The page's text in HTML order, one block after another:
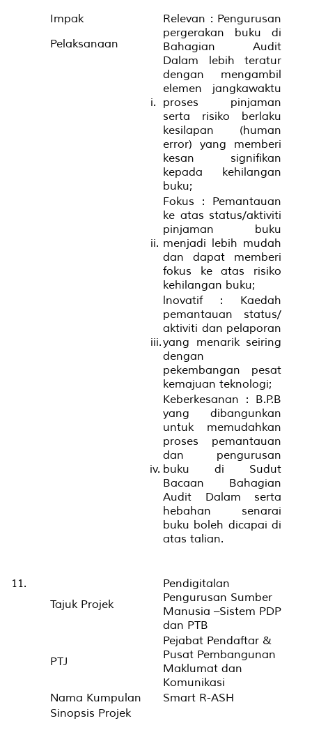
Impak
Pelaksanaan
i.
Relevan : Pengurusan
pergerakan buku di
Bahagian Audit
Dalam lebih teratur
dengan mengambil
elemen jangkawaktu
proses pinjaman
serta risiko berlaku
kesilapan (human
error) yang memberi
kesan signifikan
kepada kehilangan
buku;
ii.
Fokus : Pemantauan
ke atas status/aktiviti
pinjaman buku
menjadi lebih mudah
dan dapat memberi
fokus ke atas risiko
kehilangan buku;
iii.
lnovatif : Kaedah
pemantauan status/
aktiviti dan pelaporan
yang menarik seiring
dengan
pekembangan pesat
kemajuan teknologi;
iv.
Keberkesanan : B.P.B
yang dibangunkan
untuk memudahkan
proses pemantauan
dan pengurusan
buku di Sudut
Bacaan Bahagian
Audit Dalam serta
hebahan senarai
buku boleh dicapai di
atas talian.
11.
Tajuk Projek
Pendigitalan
Pengurusan Sumber
Manusia –Sistem PDP
dan PTB
PTJ
Pejabat Pendaftar &
Pusat Pembangunan
Maklumat dan
Komunikasi
Nama Kumpulan
Smart R-ASH
Sinopsis Projek